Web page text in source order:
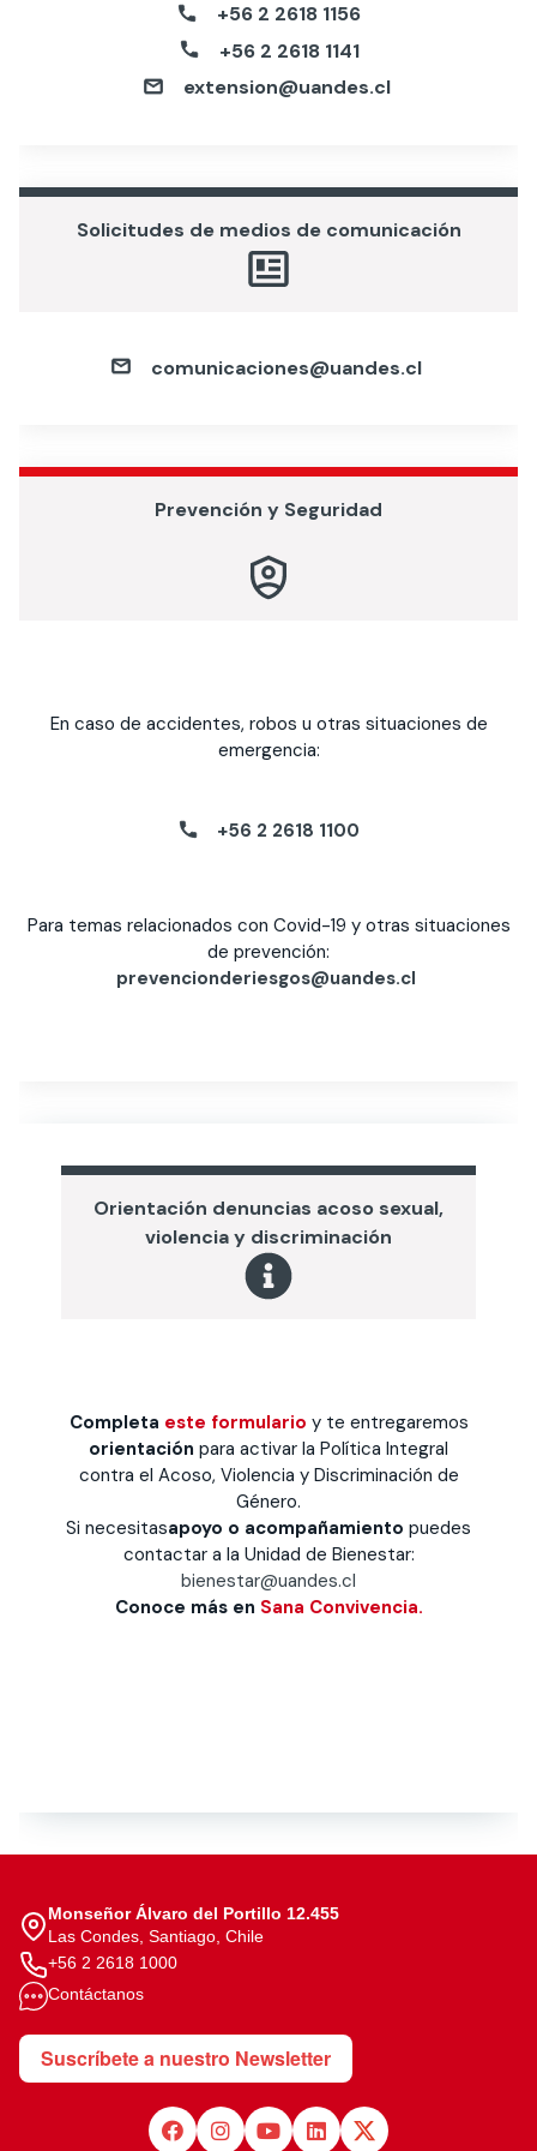
+56 2 2618 1156
+56 2 2618 1141
extension@uandes.cl
Solicitudes de medios de comunicación
comunicaciones@uandes.cl
Prevención y Seguridad
En caso de accidentes, robos u otras situaciones de
emergencia:
+56 2 2618 1100
Para temas relacionados con Covid-19 y otras situaciones
de prevención:
prevencionderiesgos@uandes.cl
Orientación denuncias acoso sexual,
violencia y discriminación
Completa este formulario y te entregaremos
orientación para activar la Política Integral
contra el Acoso, Violencia y Discriminación de
Género.
Si necesitasapoyo o acompañamiento puedes
contactar a la Unidad de Bienestar:
bienestar@uandes.cl
Conoce más en Sana Convivencia.
Monseñor Álvaro del Portillo 12.455
Las Condes, Santiago, Chile
+56 2 2618 1000
Contáctanos
Suscríbete a nuestro Newsletter